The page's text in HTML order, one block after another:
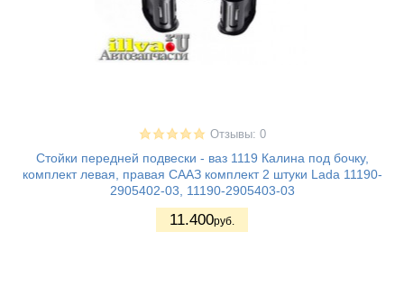
Отзывы: 0
Стойки передней подвески - ваз 1119 Калина под бочку,
комплект левая, правая СААЗ комплект 2 штуки Lada 11190-
2905402-03, 11190-2905403-03
11.400руб.